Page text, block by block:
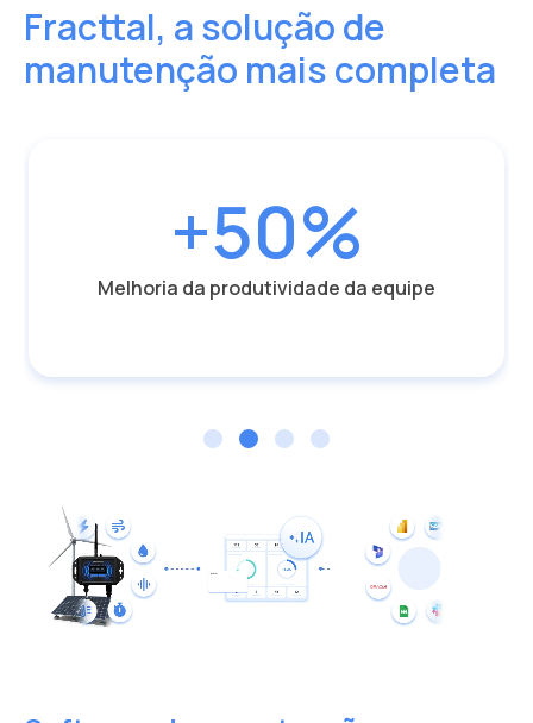
Fracttal, a solução de
manutenção mais completa
+50%
Melhoria da produtividade da equipe